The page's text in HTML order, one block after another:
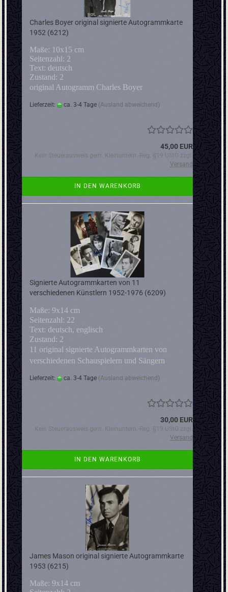
Charles Boyer original signierte Autogrammkarte
1952 (6212)
Maße: 10x15 cm
Seitenzahl: 2
Text: deutsch
Zustand: 2
original Autogramm Charles Boyer
Lieferzeit: ca. 3-4 Tage (Ausland abweichend)
45,00 EUR
Kein Steuerausweis gem. Kleinuntern.-Reg. §19 UStG zzgl.
Versand
IN DEN WARENKORB
Signierte Autogrammkarten von 11
verschiedenen Künstlern 1952-1976 (6209)
Maße: 9x14 cm
Seitenzahl: 22
Text: deutsch, englisch
Zustand: 2
11 original signierte Autogrammkarten von
verschiedenen Schauspielern und Sängern
Lieferzeit: ca. 3-4 Tage (Ausland abweichend)
30,00 EUR
Kein Steuerausweis gem. Kleinuntern.-Reg. §19 UStG zzgl.
Versand
IN DEN WARENKORB
James Mason original signierte Autogrammkarte
1953 (6215)
Maße: 9x14 cm